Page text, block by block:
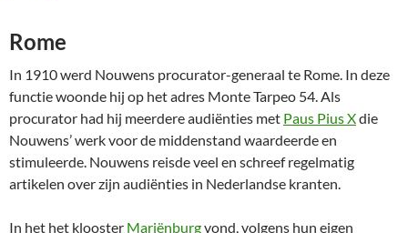
Rome
In 1910 werd Nouwens procurator-generaal te Rome. In deze
functie woonde hij op het adres Monte Tarpeo 54. Als
procurator had hij meerdere audiënties met Paus Pius Xdie
Nouwens’ werk voor de middenstand waardeerde en
stimuleerde. Nouwens reisde veel en schreef regelmatig
artikelen over zijn audiënties in Nederlandse kranten.
In het het klooster Mariënburgvond, volgens hun eigen